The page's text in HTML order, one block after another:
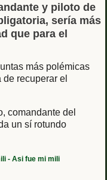
y piloto de
sería más
que para el
más polémicas
recuperar el
comandante del
un sí rotundo
- Asi fue mi mili